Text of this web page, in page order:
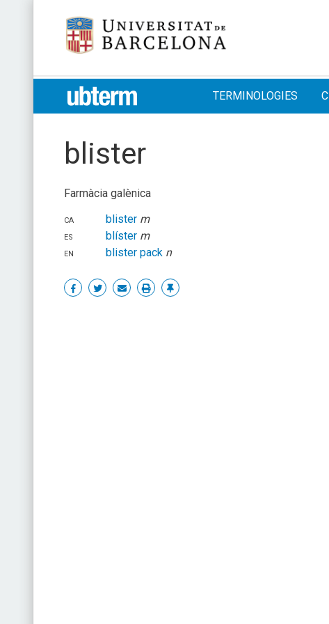
content
Universitat de Barcelona
UB > UBTERM TERMINOLOGIES
blister
Farmàcia galènica
ca
blister m
es
blíster m
en
blister pack n
Share ShareSharePrint Enllaç